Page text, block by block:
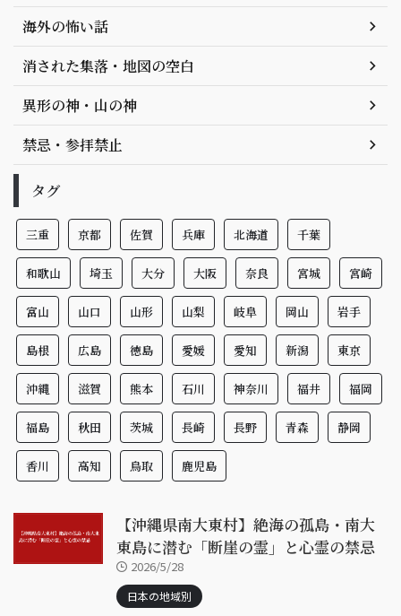
海外の怖い話
消された集落・地図の空白
異形の神・山の神
禁忌・参拝禁止
タグ
三重 京都 佐賀 兵庫 北海道 千葉
和歌山 埼玉 大分 大阪 奈良 宮城 宮崎
富山 山口 山形 山梨 岐阜 岡山 岩手
島根 広島 徳島 愛媛 愛知 新潟 東京
沖縄 滋賀 熊本 石川 神奈川 福井 福岡
福島 秋田 茨城 長崎 長野 青森 静岡
香川 高知 鳥取 鹿児島
【沖縄県南大東村】絶海の孤島・南大
東島に潜む「断崖の霊」と心霊の禁忌
2026/5/28
日本の地域別